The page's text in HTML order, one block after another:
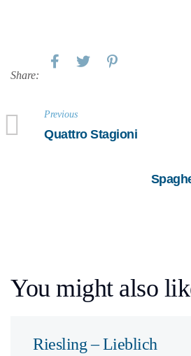
Share:
Previous
Quattro Stagioni
You might also
Riesling – Lieblich